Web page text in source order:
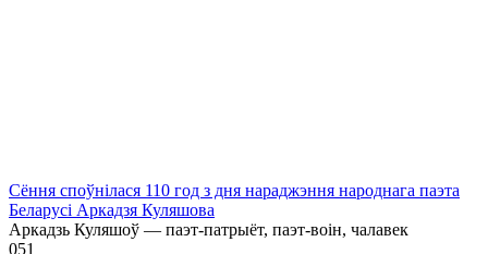
Сёння споўнілася 110 год з дня нараджэння народнага паэта
Беларусі Аркадзя Куляшова
Аркадзь Куляшоў — паэт-патрыёт, паэт-воін, чалавек
051